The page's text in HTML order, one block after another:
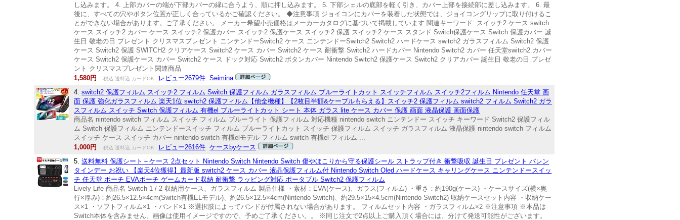
し込みます。 4. 上部カバーの端が下部カバーの縁に合うよう、順に押し込みます。 5. 下部シェルの底部を軽く引き、カバー上部を接続部に差し込みます。 6. 最
後に、すべての穴やボタン位置が正しく合っているかご確認ください。 ◆注意事項 ジョイコンにカバーを装着した状態では、ジョイコングリップに取り付けるこ
とができない場合があります。ご了承ください。 メーカー希望小売価格はメーカーカタログに基づいて掲載しています 関連キーワード: スイッチ2 ケース switch
ケース スイッチ2 カバー ケース スイッチ2 保護カバー スイッチ2 保護ケース スイッチ2 保護 スイッチ2 ケース スタンド Switch保護ケース Switch 保護カバー 誕
生日 敬老の日 プレゼント クリスマスプレゼント ニンテンドーSwitch2 ケース ニンテンドーSwitch2 Switch2 ハードケース switch2 ガラスフィルム Switch2 保護
ケース Switch2 保護 SWITCH2 クリアケース Switch2 ケース カバー Switch2 ケース 耐衝撃 Switch2 ハードカバー Nintendo Switch2 カバー 任天堂switch2 カバー
ケース Switch2 保護ケース カバー Switch2 ケース ドック対応 Switch2 ボタンカバー Nintendo Switch2 保護ケース Switch2 クリアカバー 誕生日 敬老の日 プレゼ
ント クリスマスプレゼント関連商品
1,580円
税込 送料込 カードOK レビュー2679件 Seimina
4.switch2 保護フィルム スイッチ2 フィルム Switch 保護フィルム ガラスフィルム ブルーライトカット スイッチフィルム スイッチ2フィルム Nintendo 任天堂 画
面 保護 強化ガラスフィルム 楽天1位 switch2 保護フィルム【他全機種】【2枚目半額&ケーブルもらえる】スイッチ2 保護フィルム switch2 フィルム Switch2 ガラ
スフィルム スイッチ Switch 保護フィルム 有機el ブルーライトカット シート 本体 ガラス lite ケース カバー 保護 画面 液晶保護 画面保護
商品名 nintendo switch フィルム スイッチ フィルム ブルーライト 保護フィルム 対応機種 nintendo switch ニンテンドー スイッチ キーワード Switch2 保護フィル
ム Switch 保護フィルム ニンテンドースイッチ フィルム ブルーライトカット スイッチ 保護フィルム スイッチ ガラスフィルム 液晶保護 nintendo switch フィルム
スイッチ ケース スイッチ カバー nintendo switch 有機elモデル フィルム switch 有機el フィルム ...
1,000円
税込 送料込 カードOK レビュー2616件 ケースbyケース
5.送料無料 保護シート＋ケース 2点セット Nintendo Switch Nintendo Switch 傷やほこりから守る保護シール ストラップ付き 衝撃吸収 誕生日 プレゼント バレン
タインデー お祝い 【楽天4位獲得】最新版 switch2 ケース カバー 液晶保護フィルム付 Nintendo Switch Oled ハードケース キャリングケース ニンテンドースイッ
チ 任天堂 ポーチ EVAポーチ ゲームカード収納 耐衝撃 ラッピング対応 ポータブル Switch2 保護フィルム
Lively Life 商品名 Switch 1 / 2 収納用ケース、ガラスフィルム 製品仕様 ・素材：EVA(ケース)、ガラス(フィルム) ・重さ：約190g(ケース) ・ケースサイズ(横×奥
行×厚み)：約26.5×12.5×4cm(Switch有機ELモデル)、約26.5×12.5×4cm(Nintendo Switch)、約29.5×15×4.5cm(Nintendo Switch2) 収納ケースセット内容 ・収納ケー
ス×1 ・ソフトフィルム×1 ・バンド×1 ※選択肢によってバンドが付属されない場合があります。 フィルムセット内容 ・ガラスフィルム×2 ※注意事項 ※本品は
Switch本体を含みません。画像は使用イメージですので、予めご了承ください。。 ※同じ注文で2点以上ご購入頂く場合には、分けて発送可能性がございます。